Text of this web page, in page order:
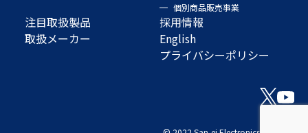
個別商品販売事業
注目取扱製品
取扱メーカー
採用情報
English
プライバシーポリシー